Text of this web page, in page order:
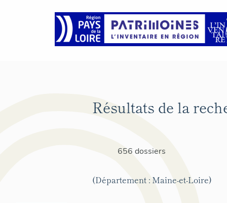
Résultats de la
656 dossiers
(Département : Maine-et-Loire)